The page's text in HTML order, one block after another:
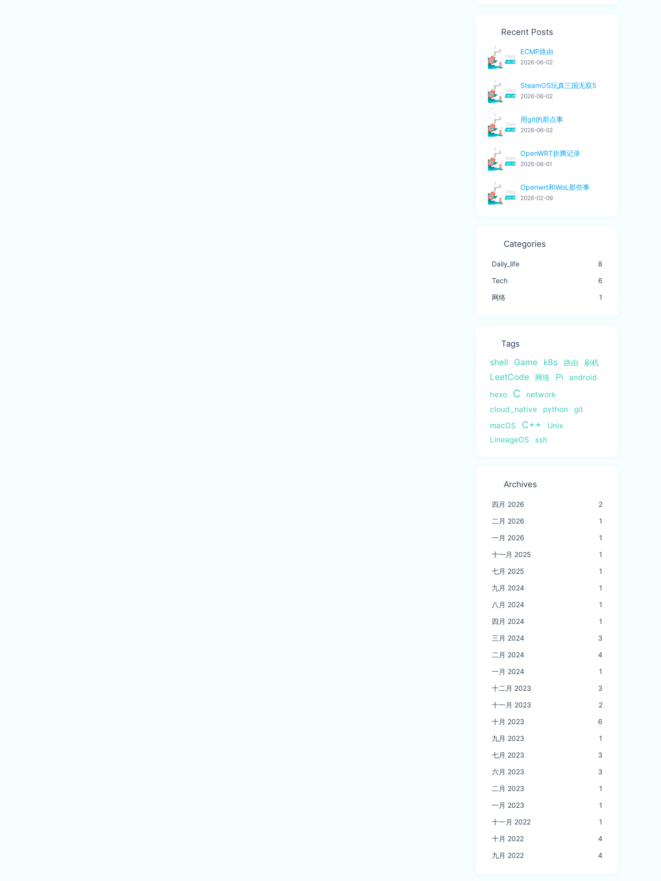
Recent Posts
ECMP路由
2026-06-02
SteamOS玩真三国无双5
2026-06-02
用git的那点事
2026-06-02
OpenWRT折腾记录
2026-06-01
Openwrt和WoL那些事
2026-02-09
Categories
Daily_life
8
Tech
6
网络
1
Tags
shell Game k8s 路由 刷机
LeetCode 网络 Pi
android
hexo
C
network
cloud_native
python
git
macOS
C++
Unix
LineageOS
ssh
Archives
四月 2026
2
二月 2026
1
一月 2026
1
十一月 2025
1
七月 2025
1
九月 2024
1
八月 2024
1
四月 2024
1
三月 2024
3
二月 2024
4
一月 2024
1
十二月 2023
3
十一月 2023
2
十月 2023
6
九月 2023
1
七月 2023
3
六月 2023
3
二月 2023
1
一月 2023
1
十一月 2022
1
十月 2022
4
九月 2022
4